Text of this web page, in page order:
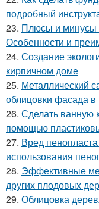
подробный
23. Плюсы и минусы
Особенности и
24. Создание
кирпичном доме
25. Металлический
облицовки фасада
26. Сделать ванную
помощью
27. Вред
использования
28. Эффективные
других плодовых
29. Облицовка